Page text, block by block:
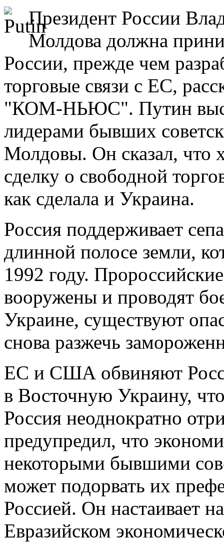
Президент России
Молдова должна
России, прежде чем
торговые связи с ЕС,
"КОМ-НЬЮС". Путин
лидерами бывших
Молдовы. Он сказал, что
сделку о свободной
как сделала и Украина.
Россия поддерживает
длинной полосе земли,
1992 году.
вооружены и проводят
Украине, существуют
снова разжечь
ЕС и США обвиняют
в Восточную Украину,
Россия неоднократно
предупредил, что
некоторыми бывшими
может подорвать их
Россией. Он настаивает
Евразийском